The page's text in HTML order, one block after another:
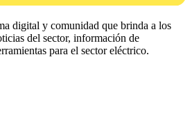
digital y comunidad que brinda a los
del sector, información de
para el sector eléctrico.